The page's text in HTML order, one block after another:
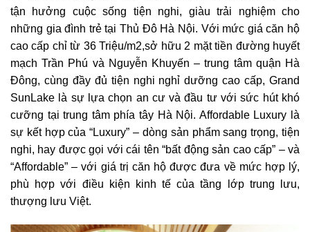
tận hưởng cuộc sống tiện nghi, giàu trải nghiệm cho
những gia đình trẻ tại Thủ Đô Hà Nội. Với mức giá căn hộ
cao cấp chỉ từ 36 Triệu/m2,sở hữu 2 mặt tiền đường huyết
mạch Trần Phú và Nguyễn Khuyến – trung tâm quận Hà
Đông, cùng đầy đủ tiện nghi nghỉ dưỡng cao cấp, Grand
SunLake là sự lựa chọn an cư và đầu tư với sức hút khó
cưỡng tại trung tâm phía tây Hà Nội. Affordable Luxury là
sự kết hợp của “Luxury” – dòng sản phẩm sang trọng, tiện
nghi, hay được gọi với cái tên “bất động sản cao cấp” – và
“Affordable” – với giá trị căn hộ được đưa về mức hợp lý,
phù hợp với điều kiện kinh tế của tầng lớp trung lưu,
thượng lưu Việt.